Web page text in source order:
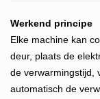
Werkend principe
Elke machine kan
deur, plaats de
de verwarmingstijd,
automatisch de